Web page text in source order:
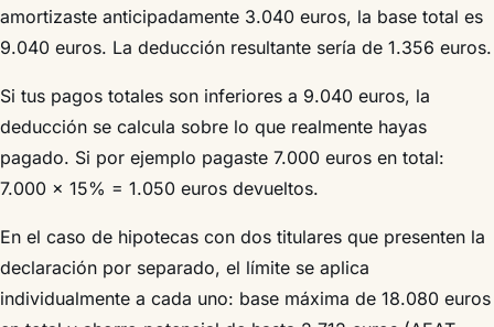
amortizaste anticipadamente 3.040 euros, la base total es
9.040 euros. La deducción resultante sería de 1.356 euros.
Si tus pagos totales son inferiores a 9.040 euros, la
deducción se calcula sobre lo que realmente hayas
pagado. Si por ejemplo pagaste 7.000 euros en total:
7.000 × 15% = 1.050 euros devueltos.
En el caso de hipotecas con dos titulares que presenten la
declaración por separado, el límite se aplica
individualmente a cada uno: base máxima de 18.080 euros